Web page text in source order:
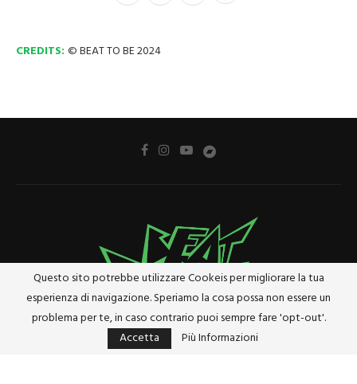
CREDITS: © BEAT TO BE 2024
Cookie Policy
Questo sito potrebbe utilizzare Cookeis per migliorare la tua
esperienza di navigazione. Speriamo la cosa possa non essere un
problema per te, in caso contrario puoi sempre fare 'opt-out'.
Accetta
Più Informazioni